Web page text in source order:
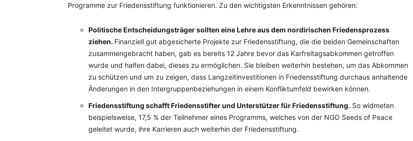
Programme zur Friedensstiftung funktionieren. Zu den wichtigsten Erkenntnissen gehören:
Politische Entscheidungsträger sollten eine Lehre aus dem nordirischen Friedensprozess
ziehen. Finanziell gut abgesicherte Projekte zur Friedensstiftung, die die beiden Gemeinschaften
zusammengebracht haben, gab es bereits 12 Jahre bevor das Karfreitagsabkommen getroffen
wurde und halfen dabei, dieses zu ermöglichen. Sie bleiben weiterhin bestehen, um das Abkommen
zu schützen und um zu zeigen, dass Langzeitinvestitionen in Friedensstiftung durchaus anhaltende
Änderungen in den Intergruppenbeziehungen in einem Konfliktumfeld bewirken können.
Friedensstiftung schafft Friedensstifter und Unterstützer für Friedensstiftung. So widmeten
beispielsweise, 17,5 % der Teilnehmer eines Programms, welches von der NGO Seeds of Peace
geleitet wurde, ihre Karrieren auch weiterhin der Friedensstiftung.